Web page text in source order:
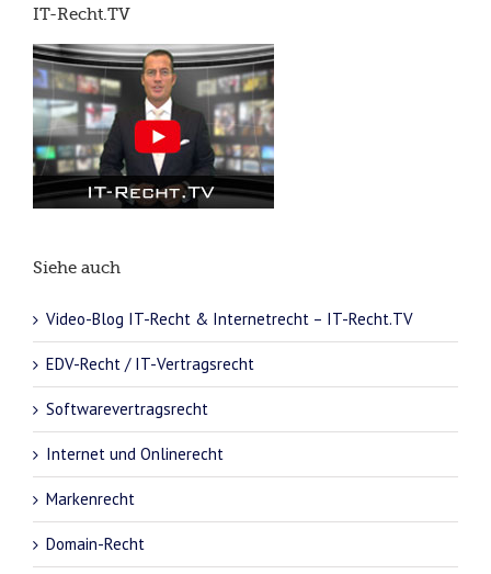
IT-Recht.TV
Siehe auch
Video-Blog IT-Recht & Internetrecht – IT-Recht.TV
EDV-Recht / IT-Vertragsrecht
Softwarevertragsrecht
Internet und Onlinerecht
Markenrecht
Domain-Recht